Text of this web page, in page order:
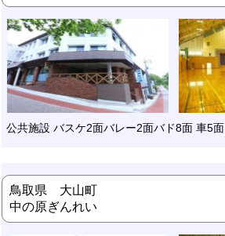
公共施設 バスケ2面バレー2面バド8面 車5面
鳥取県 大山町
中の原ぎんれい